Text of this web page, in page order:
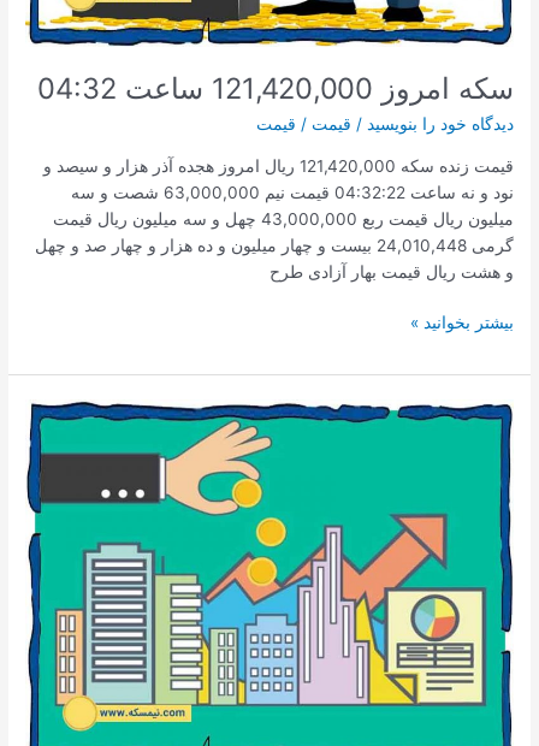
سکه امروز 121,420,000 ساعت 04:32
دیدگاه‌ خود را بنویسید / قیمت / قیمت
قیمت زنده سکه 121,420,000 ریال امروز هجده آذر هزار و سیصد و
نود و نه ساعت 04:32:22 قیمت نیم 63,000,000 شصت و سه
میلیون ریال قیمت ربع 43,000,000 چهل و سه میلیون ریال قیمت
گرمی 24,010,448 بیست و چهار میلیون و ده هزار و چهار صد و چهل
و هشت ریال قیمت بهار آزادی طرح
سکه
121,420,000
ساعت
04:32
بیشتر بخوانید »